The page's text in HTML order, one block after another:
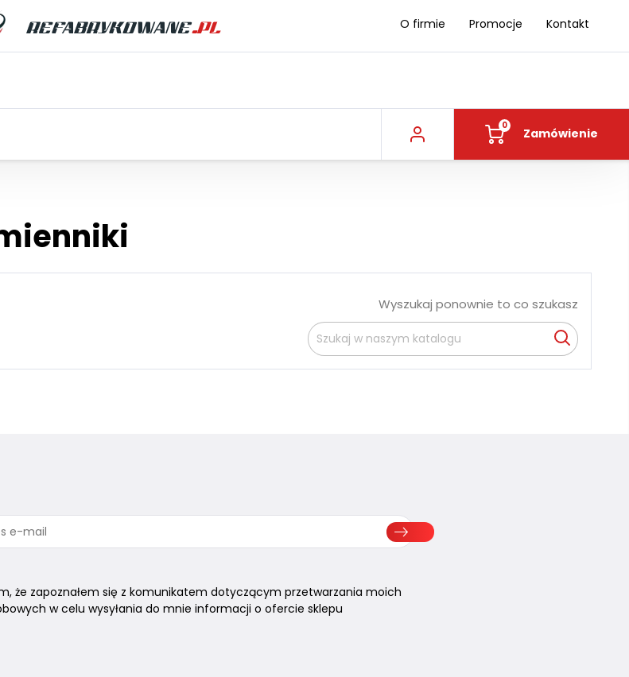
O firmie Promocje Kontakt
Zamówienie
0
Wyszukaj ponownie to co szukasz
że zapoznałem się z komunikatem dotyczącym przetwarzania moich
w celu wysyłania do mnie informacji o ofercie sklepu